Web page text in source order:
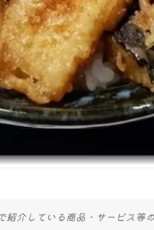
介している商品・サービス等の